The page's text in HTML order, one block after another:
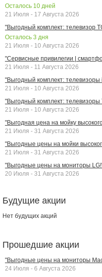
Осталось 10 дней
21 Июля - 17 Августа 2026
"Выгодный комплект: телевизор
Осталось 3 дня
21 Июля - 10 Августа 2026
"Сервисные привилегии |
21 Июля - 11 Августа 2026
"Выгодный комплект: телевизоры
21 Июля - 10 Августа 2026
"Выгодный комплект: телевизоры
21 Июля - 10 Августа 2026
"Выгодная цена на мойку
21 Июля - 31 Августа 2026
"Выгодные цены на мойки
21 Июля - 31 Августа 2026
"Выгодные цены на мониторы
20 Июля - 31 Августа 2026
Будущие акции
Нет будущих акций
Прошедшие акции
"Выгодные цены на мониторы
24 Июля - 6 Августа 2026